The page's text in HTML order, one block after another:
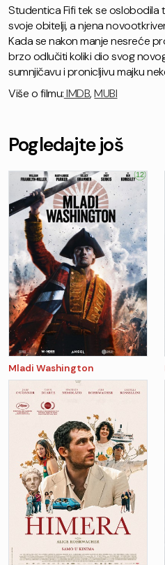
Studentica Fifi tek se oslobodila
svoje obitelji, a njena
Kada se nakon manje nesreće
brzo odlučiti koliki dio svog
sumnjičavu i pronicljivu majku
Više o filmu:IMDB,MUBI
Pogledajte još
Mladi Washington